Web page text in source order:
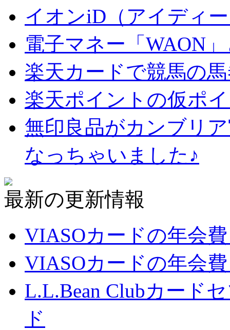
イオンiD（アイディ
電子マネー「WAON
楽天カードで競馬の
楽天ポイントの仮ポ
無印良品がカンブリ
なっちゃいました♪
最新の更新情報
VIASOカードの年会
VIASOカードの年会
L.L.Bean Clubカード
ド